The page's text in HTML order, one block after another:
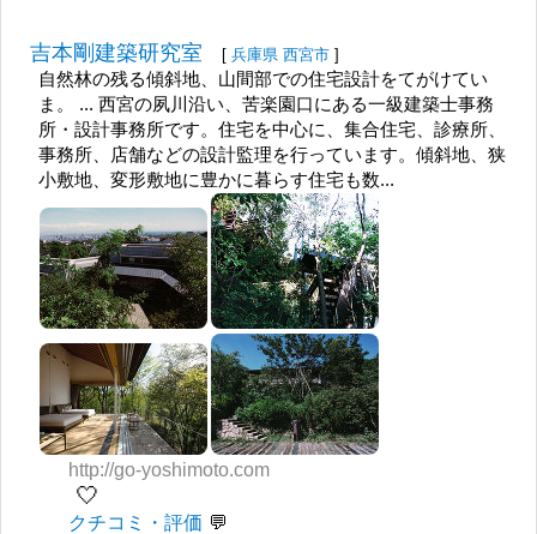
吉本剛建築研究室 [ 兵庫県 西宮市 ]
自然林の残る傾斜地、山間部での住宅設計をてがけてい
ま。 ... 西宮の夙川沿い、苦楽園口にある一級建築士事務
所・設計事務所です。住宅を中心に、集合住宅、診療所、
事務所、店舗などの設計監理を行っています。傾斜地、狭
小敷地、変形敷地に豊かに暮らす住宅も数...
http://go-yoshimoto.com
🤍
クチコミ・評価